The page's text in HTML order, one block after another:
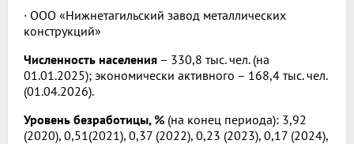
· ООО «Нижнетагильский завод металлических
конструкций»
Численность населения – 330,8 тыс. чел. (на
01.01.2025); экономически активного – 168,4 тыс. чел.
(01.04.2026).
Уровень безработицы, % (на конец периода): 3,92
(2020), 0,51(2021), 0,37 (2022), 0,23 (2023), 0,17 (2024),